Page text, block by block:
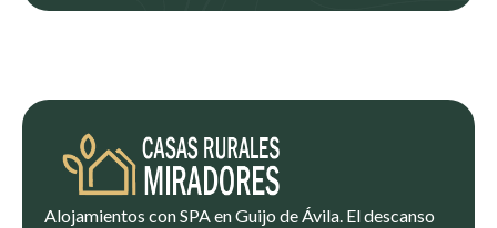
Alojamientos con SPA en Guijo de Ávila. El descanso